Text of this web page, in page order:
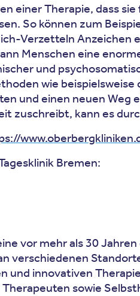
einer Therapie, dass
So können zum
Verzetteln
Menschen eine
und
wie
und einen neuen
zuschreibt, kann es
Bremen:
vor mehr als 30
verschiedenen
und innovativen
sowie